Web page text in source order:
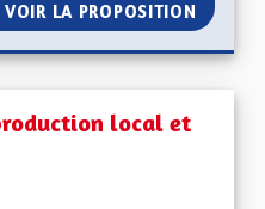
VOIR LA PROPOSITION POUR
local et